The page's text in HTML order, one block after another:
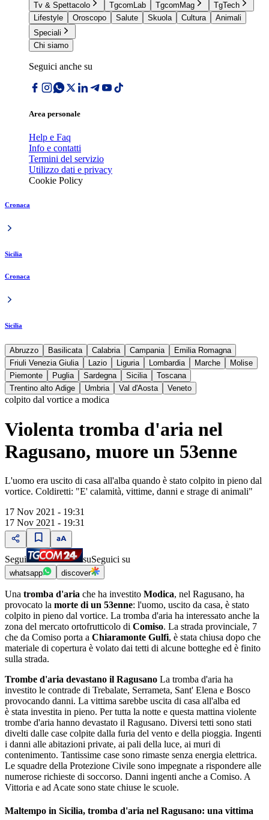
Tv & Spettacolo
TgcomLab TgcomMag
TgTech
Lifestyle
Oroscopo Salute Skuola Cultura
Animali
Speciali
Chi siamo
Seguici anche su
Area personale
Help e Faq
Info e contatti
Termini del servizio
Utilizzo dati e privacy
Cookie Policy
Cronaca
Sicilia
Cronaca
Sicilia
Abruzzo Basilicata Calabria Campania
Emilia Romagna
Friuli Venezia Giulia
Lazio Liguria Lombardia Marche
Molise
Piemonte
Puglia Sardegna Sicilia
Toscana
Trentino alto Adige
Umbria Val d'Aosta Veneto
colpito dal vortice a modica
Violenta tromba d'aria nel
Ragusano, muore un 53enne
L'uomo era uscito di casa all'alba quando è stato colpito in pieno dal
vortice. Coldiretti: "E' calamità, vittime, danni e strage di animali"
17 Nov 2021 - 19:31
17 Nov 2021 - 19:31
Segui suSeguici su
whatsapp discover
Una tromba d'aria che ha investito Modica, nel Ragusano, ha
provocato la morte di un 53enne: l'uomo, uscito da casa, è stato
colpito in pieno dal vortice. La tromba d'aria ha interessato anche la
zona del mercato ortofrutticolo di Comiso. La strada provinciale, 7
che da Comiso porta a Chiaramonte Gulfi, è stata chiusa dopo che
materiale di copertura è volato dai tetti di alcune botteghe ed è finito
sulla strada.
Trombe d'aria devastano il Ragusano La tromba d'aria ha
investito le contrade di Trebalate, Serrameta, Sant' Elena e Bosco
provocando danni. La vittima sarebbe uscita di casa all'alba ed
è stata investita in pieno. Per tutta la notte e questa mattina violente
trombe d'aria hanno devastato il Ragusano. Diversi tetti sono stati
divelti dalle case colpite dalla furia del vento e della pioggia. Ingenti
i danni alle abitazioni private, ai pali della luce, ai muri di
contenimento. Tantissime case sono rimaste senza energia elettrica.
Le squadre della Protezione Civile sono impegnate a rispondere alle
numerose richieste di soccorso. Danni ingenti anche a Comiso. A
Vittoria e ad Acate sono state chiuse le scuole.
Maltempo in Sicilia, tromba d'aria nel Ragusano: una vittima